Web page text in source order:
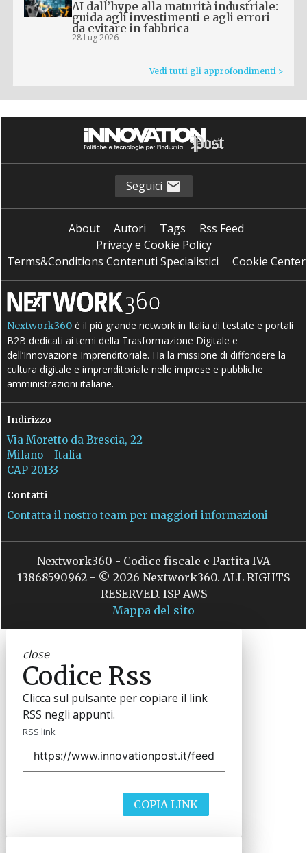
AI dall’hype alla maturità industriale:
guida agli investimenti e agli errori
da evitare in fabbrica
28 Lug 2026
Vedi tutti gli approfondimenti >
Seguici
About Autori Tags
Rss Feed
Privacy e Cookie Policy
Terms&Conditions Contenuti Specialistici
Cookie Center
Nextwork360 è il più grande network in Italia di testate e portali
B2B dedicati ai temi della Trasformazione Digitale e
dell’Innovazione Imprenditoriale. Ha la missione di diffondere la
cultura digitale e imprenditoriale nelle imprese e pubbliche
amministrazioni italiane.
Indirizzo
Via Moretto da Brescia, 22
Milano - Italia
CAP 20133
Contatti
Contatta il nostro team per maggiori informazioni
Nextwork360 - Codice fiscale e Partita IVA
13868590962 - © 2026 Nextwork360. ALL RIGHTS
RESERVED. ISP AWS
Mappa del sito
close
Codice Rss
Clicca sul pulsante per copiare il link
RSS negli appunti.
RSS link
COPIA LINK